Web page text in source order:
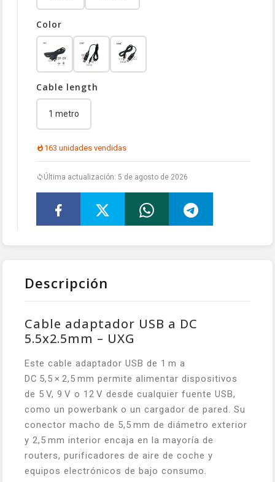
Color
Cable length
1 metro
163 unidades vendidas
Última actualización: 5 de agosto de 2026
Descripción
Cable adaptador USB a DC
5.5x2.5mm – UXG
Este cable adaptador USB de 1 m a
DC 5,5 × 2,5 mm permite alimentar dispositivos
de 5 V, 9 V o 12 V desde cualquier fuente USB,
como un powerbank o un cargador de pared. Su
conector macho de 5,5 mm de diámetro exterior
y 2,5 mm interior encaja en la mayoría de
routers, purificadores de aire de coche y
equipos electrónicos de bajo consumo.